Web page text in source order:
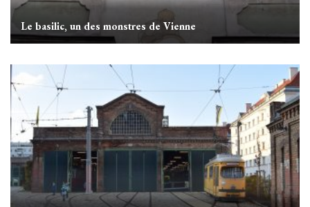
Le basilic, un des monstres de Vienne